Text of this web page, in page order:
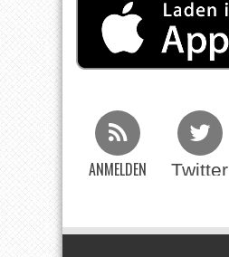
ANMELDEN Twitter